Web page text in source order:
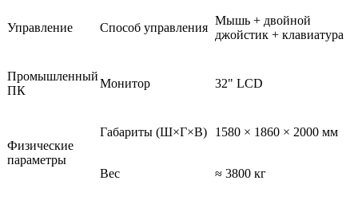
Управление Способ управления
Мышь + двойной
джойстик + клавиатура
Промышленный
ПК
Монитор 32" LCD
Физические
параметры
Габариты (Ш×Г×В) 1580 × 1860 × 2000 мм
Вес ≈ 3800 кг